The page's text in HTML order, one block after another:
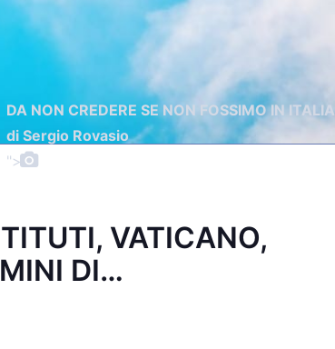
DA NON CREDERE SE NON FOSSIMO IN ITALIA
di Sergio Rovasio
">
VATICANO,
DI…